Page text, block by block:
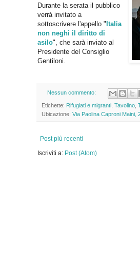
Durante la serata il pubblico
verrà invitato a
sottoscrivere l'appello " Italia
non neghi il diritto di
asilo", che sarà inviato al
Presidente del Consiglio
Gentiloni.
Nessun commento:
Etichette: Rifugiati e migranti Tavolino
Ubicazione: Via Paolina Caproni Maini,
Post più recenti
Iscriviti a: Post (Atom)